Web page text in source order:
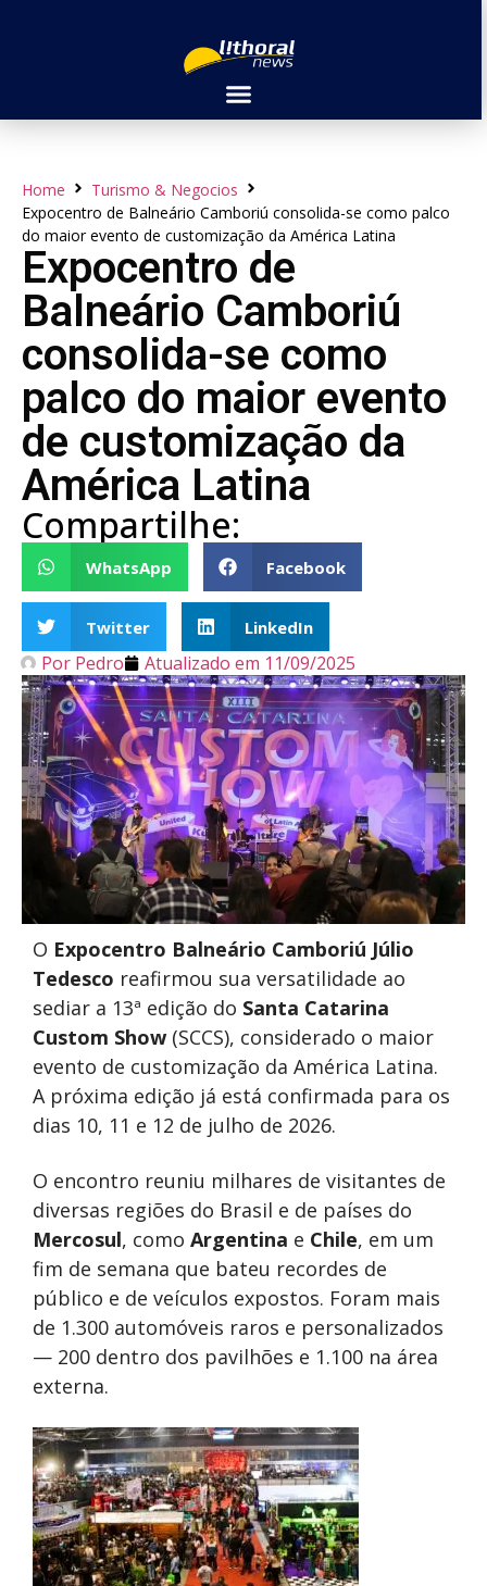
Home
Turismo & Negocios
Expocentro de Balneário Camboriú consolida-se como palco
do maior evento de customização da América Latina
Expocentro de
Balneário Camboriú
consolida-se como
palco do maior evento
de customização da
América Latina
Compartilhe:
WhatsApp Facebook
Twitter LinkedIn
Por Pedro Atualizado em 11/09/2025
O Expocentro Balneário Camboriú Júlio
Tedesco reafirmou sua versatilidade ao
sediar a 13ª edição do Santa Catarina
Custom Show (SCCS), considerado o maior
evento de customização da América Latina.
A próxima edição já está confirmada para os
dias 10, 11 e 12 de julho de 2026.
O encontro reuniu milhares de visitantes de
diversas regiões do Brasil e de países do
Mercosul, como Argentina e Chile, em um
fim de semana que bateu recordes de
público e de veículos expostos. Foram mais
de 1.300 automóveis raros e personalizados
— 200 dentro dos pavilhões e 1.100 na área
externa.